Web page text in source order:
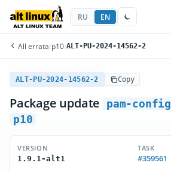
RU EN
All errata/p10/ALT-PU-2024-14562-2
ALT-PU-2024-14562-2 Copy
Package update pam-config
p10
VERSION
1.9.1-alt1
TASK
#359561